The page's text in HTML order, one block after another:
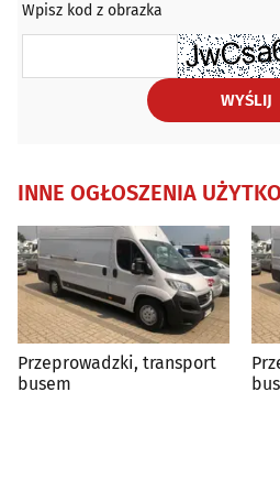
Wpisz kod z obrazka
WYŚLIJ
INNE OGŁOSZENIA
Przeprowadzki, transport
busem